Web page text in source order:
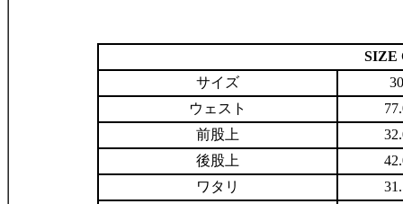
SIZE
サイズ
ウェスト
前股上
後股上
ワタリ